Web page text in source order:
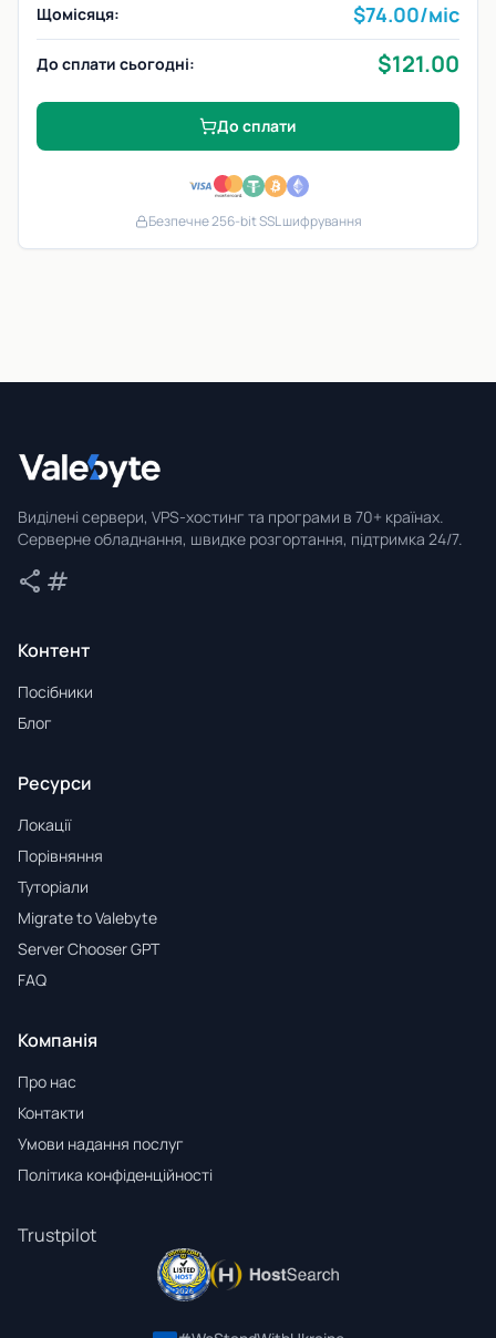
Щомісяця: $74.00/міс
До сплати сьогодні: $121.00
До сплати
Безпечне 256-bit SSL шифрування
Виділені сервери, VPS-хостинг та програми в 70+ країнах.
Серверне обладнання, швидке розгортання, підтримка 24/7.
share Поділитися
tag
Контент
Посібники
Блог
Ресурси
Локації
Порівняння
Туторіали
Migrate to Valebyte
Server Chooser GPT
FAQ
Компанія
Про нас
Контакти
Умови надання послуг
Політика конфіденційності
Trustpilot